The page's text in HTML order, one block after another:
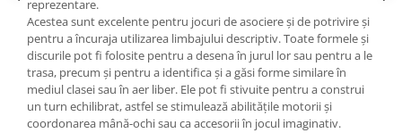
Spații de joacă
Educatie inovativa
Anatomie
Comunicare
Dezvoltare timpurie
reprezentare.
Acestea sunt excelente pentru jocuri de asociere și de potrivire și
pentru a încuraja utilizarea limbajului descriptiv. Toate formele și
discurile pot fi folosite pentru a desena în jurul lor sau pentru a le
trasa, precum și pentru a identifica și a găsi forme similare în
mediul clasei sau în aer liber. Ele pot fi stivuite pentru a construi
un turn echilibrat, astfel se stimulează abilitățile motorii și
coordonarea mână-ochi sau ca accesorii în jocul imaginativ.